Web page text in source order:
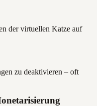
der virtuellen Katze auf
zu deaktivieren – oft